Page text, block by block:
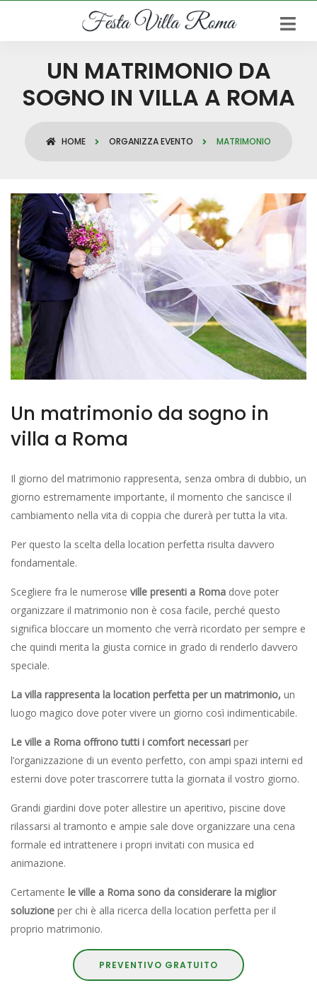
UN MATRIMONIO DA
SOGNO IN VILLA A ROMA
HOME ORGANIZZA EVENTO MATRIMONIO
Un matrimonio da sogno in
villa a Roma
Il giorno del matrimonio rappresenta, senza ombra di dubbio, un
giorno estremamente importante, il momento che sancisce il
cambiamento nella vita di coppia che durerà per tutta la vita.
Per questo la scelta della location perfetta risulta davvero
fondamentale.
Scegliere fra le numerose ville presenti a Roma dove poter
organizzare il matrimonio non è cosa facile, perché questo
significa bloccare un momento che verrà ricordato per sempre e
che quindi merita la giusta cornice in grado di renderlo davvero
speciale.
La villa rappresenta la location perfetta per un matrimonio, un
luogo magico dove poter vivere un giorno così indimenticabile.
Le ville a Roma offrono tutti i comfort necessari per
l’organizzazione di un evento perfetto, con ampi spazi interni ed
esterni dove poter trascorrere tutta la giornata il vostro giorno.
Grandi giardini dove poter allestire un aperitivo, piscine dove
rilassarsi al tramonto e ampie sale dove organizzare una cena
formale ed intrattenere i propri invitati con musica ed
animazione.
Certamente le ville a Roma sono da considerare la miglior
soluzione per chi è alla ricerca della location perfetta per il
proprio matrimonio.
PREVENTIVO GRATUITO